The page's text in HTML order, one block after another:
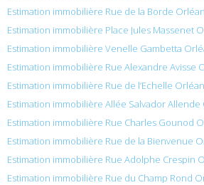
Estimation immobilière Rue de la Borde
Estimation immobilière Place Jules Massenet
Estimation immobilière Venelle Gambetta
Estimation immobilière Rue Alexandre Avisse
Estimation immobilière Rue de l’Echelle
Estimation immobilière Allée Salvador Allende
Estimation immobilière Rue Charles Gounod
Estimation immobilière Rue de la Bienvenue
Estimation immobilière Rue Adolphe Crespin
Estimation immobilière Rue du Champ Rond